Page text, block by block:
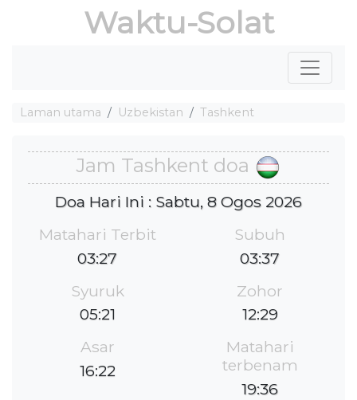
Waktu-Solat
Laman utama Uzbekistan Tashkent
Jam Tashkent doa
Doa Hari Ini : Sabtu, 8 Ogos 2026
Matahari Terbit
03:27
Subuh
03:37
Syuruk
05:21
Zohor
12:29
Asar
16:22
Matahari
terbenam
19:36